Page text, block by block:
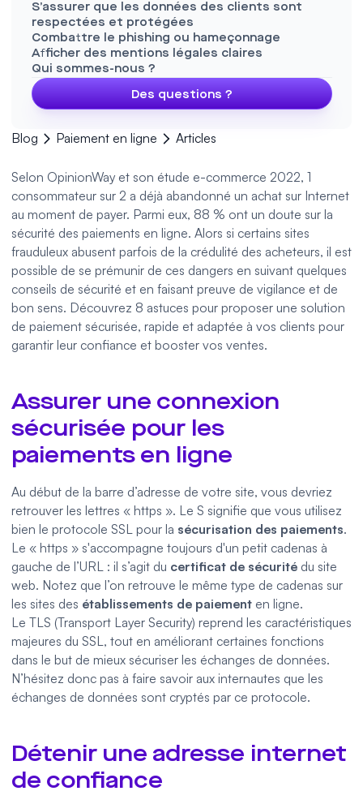
Blog Paiement en ligne Articles
Selon OpinionWay et son étude e-commerce 2022, 1
consommateur sur 2 a déjà abandonné un achat sur Internet
au moment de payer. Parmi eux, 88 % ont un doute sur la
sécurité des paiements en ligne. Alors si certains sites
frauduleux abusent parfois de la crédulité des acheteurs, il est
possible de se prémunir de ces dangers en suivant quelques
conseils de sécurité et en faisant preuve de vigilance et de
bon sens. Découvrez 8 astuces pour proposer une solution
de paiement sécurisée, rapide et adaptée à vos clients pour
garantir leur confiance et booster vos ventes.
Assurer une connexion
sécurisée pour les
paiements en ligne
Au début de la barre d’adresse de votre site, vous devriez
retrouver les lettres « https ». Le S signifie que vous utilisez
bien le protocole SSL pour la sécurisation des paiements.
Le « https » s'accompagne toujours d'un petit cadenas à
gauche de l’URL : il s’agit du certificat de sécurité du site
web. Notez que l’on retrouve le même type de cadenas sur
les sites des établissements de paiement en ligne.
Le TLS (Transport Layer Security) reprend les caractéristiques
majeures du SSL, tout en améliorant certaines fonctions
dans le but de mieux sécuriser les échanges de données.
N’hésitez donc pas à faire savoir aux internautes que les
échanges de données sont cryptés par ce protocole.
Détenir une adresse internet
de confiance
S’assurer que les données des clients sont
respectées et protégées
Combattre le phishing ou hameçonnage
Afficher des mentions légales claires
Qui sommes-nous ?
Des questions ?